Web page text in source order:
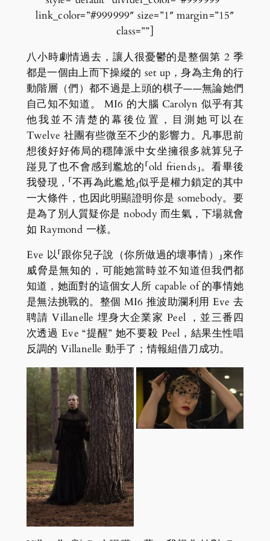
link_color=”#999999″ size=”1″ margin=”15″
class=””]
八小時劇情過去，讓人很憂鬱的是整個第 2 季
都是一個由上而下操縱的 set up，身為主角的行
動階層（們）都不過是上頭的棋子——無論她們
自己知不知道。 MI6 的大腦 Carolyn 似乎有其
他我並不清楚的幕後位置，目測她可以在
Twelve 社團有些微至不少的影響力。凡事思前
想後好好佈局的穩陣派中女坐擁很多就算兒子
踫見了也不會感到尷尬的「old friends」。看畢後
我發現，「不再為此尷尬」似乎是權力鎖定的其中
一大條件，也因此明顯證明你是 somebody。要
是為了別人質疑你是 nobody 而生氣，下場就會
如 Raymond 一樣。
Eve 以「跟你兒子說（你所做過的壞事情）」來作
威脅是無知的，可能她當時並不知道但我們都
知道，她面對的這個女人所 capable of 的事情她
是無法挑戰的。整個 MI6 推波助瀾利用 Eve 去
聘請 Villanelle 埋身大企業家 Peel ，並三番四
次透過 Eve “提醒” 她不要殺 Peel，結果生性唱
反調的 Villanelle 動手了；情報組借刀成功。